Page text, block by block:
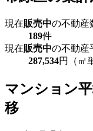
現在販売中の不動産
189件
現在販売中の不動産
287,534円（㎡
マンション
移